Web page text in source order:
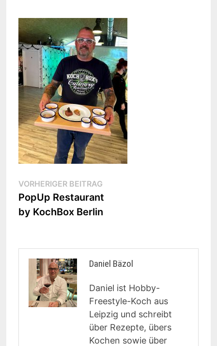
Beitragsnavigation
VORHERIGER BEITRAGVorheriger
Beitrag:
PopUp Restaurant
by KochBox Berlin
Daniel Bäzol
Daniel ist Hobby-
Freestyle-Koch aus
Leipzig und schreibt
über Rezepte, übers
Kochen sowie über